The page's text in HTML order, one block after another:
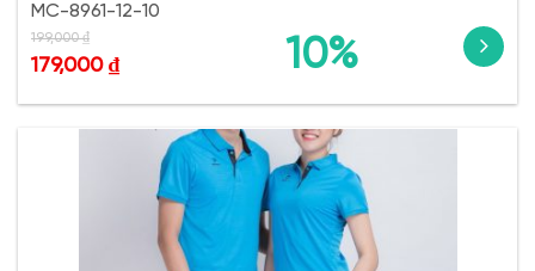
MC-8961-12-10
10%
199,000₫
179,000 ₫